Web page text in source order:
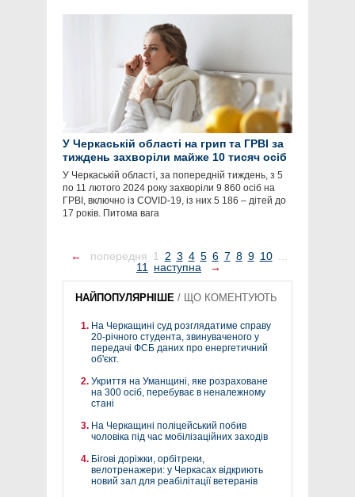
У Черкаській області на грип та ГРВІ за
тиждень захворіли майже 10 тисяч осіб
У Черкаській області, за попередній тиждень, з 5
по 11 лютого 2024 року захворіли 9 860 осіб на
ГРВІ, включно із COVID-19, із них 5 186 – дітей до
17 років. Питома вага
← попередня 1 2 3 4 5 6 7 8 9 10 ...
11 наступна →
НАЙПОПУЛЯРНІШЕ / ЩО КОМЕНТУЮТЬ
На Черкащині суд розглядатиме справу
20-річного студента, звинуваченого у
передачі ФСБ даних про енергетичний
об'єкт.
Укриття на Уманщині, яке розраховане
на 300 осіб, перебуває в неналежному
стані
На Черкащині поліцейський побив
чоловіка під час мобілізаційних заходів
Бігові доріжки, орбітреки,
велотренажери: у Черкасах відкриють
новий зал для реабілітації ветеранів